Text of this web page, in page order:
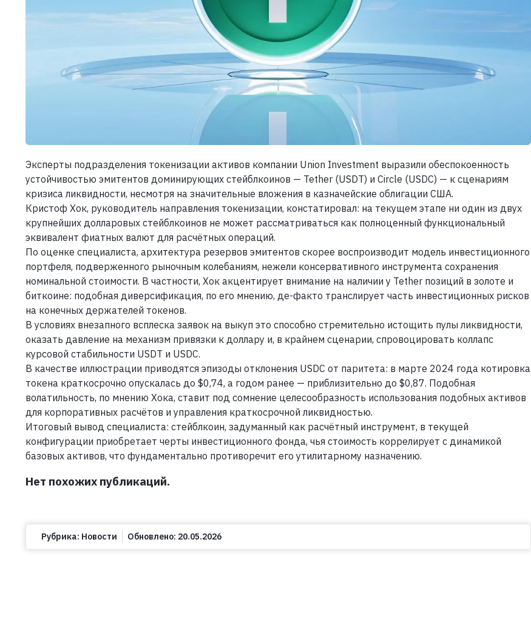
Эксперты подразделения токенизации активов компании Union Investment выразили обеспокоенность
устойчивостью эмитентов доминирующих стейблкоинов — Tether (USDT) и Circle (USDC) — к сценариям
кризиса ликвидности, несмотря на значительные вложения в казначейские облигации США.
Кристоф Хок, руководитель направления токенизации, констатировал: на текущем этапе ни один из двух
крупнейших долларовых стейблкоинов не может рассматриваться как полноценный функциональный
эквивалент фиатных валют для расчётных операций.
По оценке специалиста, архитектура резервов эмитентов скорее воспроизводит модель инвестиционного
портфеля, подверженного рыночным колебаниям, нежели консервативного инструмента сохранения
номинальной стоимости. В частности, Хок акцентирует внимание на наличии у Tether позиций в золоте и
биткоине: подобная диверсификация, по его мнению, де-факто транслирует часть инвестиционных рисков
на конечных держателей токенов.
В условиях внезапного всплеска заявок на выкуп это способно стремительно истощить пулы ликвидности,
оказать давление на механизм привязки к доллару и, в крайнем сценарии, спровоцировать коллапс
курсовой стабильности USDT и USDC.
В качестве иллюстрации приводятся эпизоды отклонения USDC от паритета: в марте 2024 года котировка
токена краткосрочно опускалась до $0,74, а годом ранее — приблизительно до $0,87. Подобная
волатильность, по мнению Хока, ставит под сомнение целесообразность использования подобных активов
для корпоративных расчётов и управления краткосрочной ликвидностью.
Итоговый вывод специалиста: стейблкоин, задуманный как расчётный инструмент, в текущей
конфигурации приобретает черты инвестиционного фонда, чья стоимость коррелирует с динамикой
базовых активов, что фундаментально противоречит его утилитарному назначению.
Нет похожих публикаций.
Рубрика: Новости Обновлено: 20.05.2026